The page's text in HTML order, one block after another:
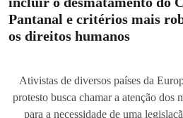
Pantanal e critérios mais
os direitos humanos
Ativistas de diversos países da
protesto busca chamar a atenção dos
para a necessidade de uma